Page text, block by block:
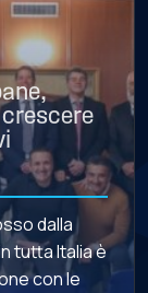
dalla
tutta Italia è
con le